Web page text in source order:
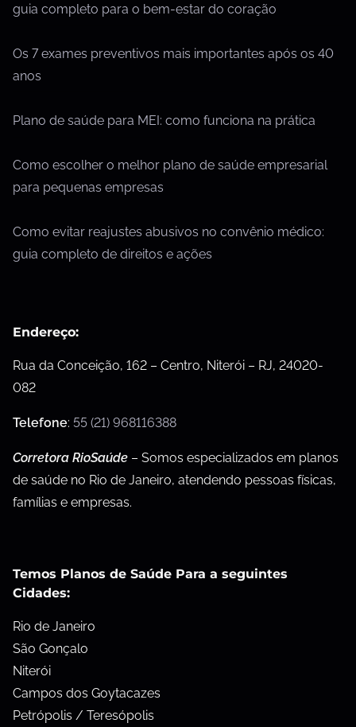
guia completo para o bem-estar do coração
Os 7 exames preventivos mais importantes após os 40
anos
Plano de saúde para MEI: como funciona na prática
Como escolher o melhor plano de saúde empresarial
para pequenas empresas
Como evitar reajustes abusivos no convênio médico:
guia completo de direitos e ações
Endereço:
Rua da Conceição, 162 – Centro, Niterói – RJ, 24020-
082
Telefone: 55 (21) 968116388
Corretora RioSaúde – Somos especializados em planos
de saúde no Rio de Janeiro, atendendo pessoas físicas,
famílias e empresas.
Temos Planos de Saúde Para a seguintes
Cidades:
Rio de Janeiro
São Gonçalo
Niterói
Campos dos Goytacazes
Petrópolis / Teresópolis